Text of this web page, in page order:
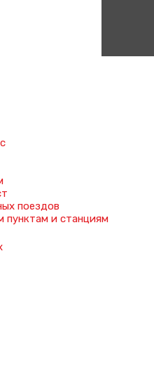
поездов
пунктам и станциям